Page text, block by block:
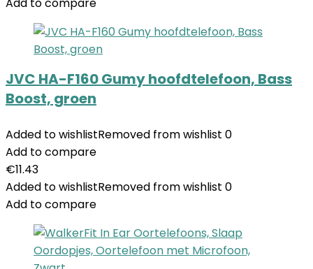
JVC HA-F160 Gumy hoofdtelefoon, Bass
Boost, groen
Added to wishlistRemoved from wishlist 0
Add to compare
€11.43
Added to wishlistRemoved from wishlist 0
Add to compare